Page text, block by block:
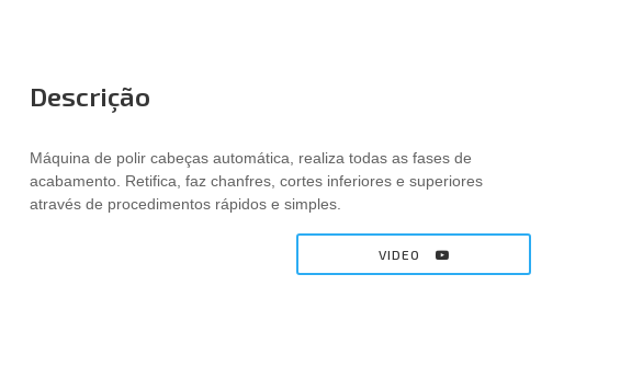
Descrição
Máquina de polir cabeças automática, realiza todas as fases de
acabamento. Retifica, faz chanfres, cortes inferiores e superiores
através de procedimentos rápidos e simples.
VIDEO